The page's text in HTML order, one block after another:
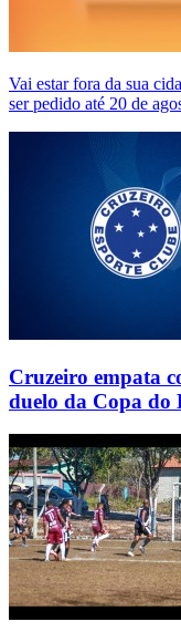
Vai estar fora da sua
ser pedido até 20 de
Cruzeiro empata
duelo da Copa do